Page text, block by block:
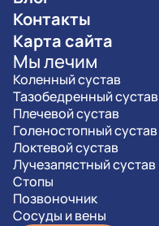
Контакты
Карта сайта
Мы лечим
Коленный сустав
Тазобедренный сустав
Плечевой сустав
Голеностопный сустав
Локтевой сустав
Лучезапястный сустав
Стопы
Позвоночник
Сосуды и вены